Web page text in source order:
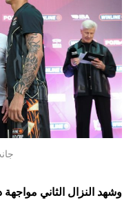
وشهد النزال الثاني